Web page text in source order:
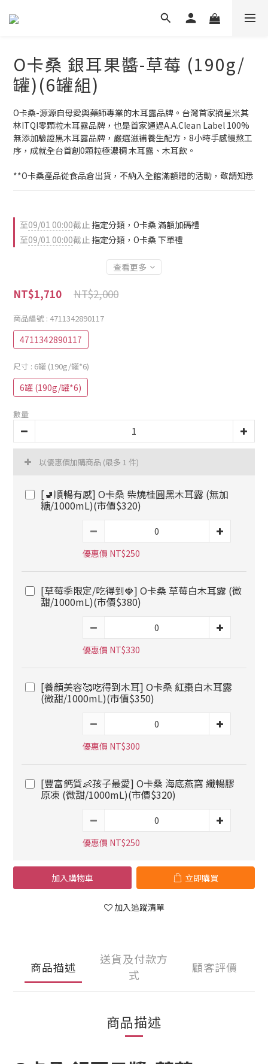
O卡桑 銀耳果醬-草莓 (190g/
罐)(6罐組)
O卡桑-源源自母愛與藥師專業的木耳露品牌。台灣首家摘星米其
林ITQI零顆粒木耳露品牌，也是首家通過A.A.Clean Label 100%
無添加驗證黑木耳露品牌，嚴選滋補養生配方，8小時手感慢熬工
序，成就全台首創0顆粒極濃稠 木耳露、木耳飲。
**O卡桑產品從食品倉出貨，不納入全館滿額贈的活動，敬請知悉
至09/01 00:00截止 指定分類，O卡桑 滿額加碼禮
至09/01 00:00截止 指定分類，O卡桑 下單禮
查看更多
NT$2,000
NT$1,710
商品編號 : 4711342890117
4711342890117
尺寸 : 6罐 (190g/罐*6)
6罐 (190g/罐*6)
數量
以優惠價加購商品 (最多 1 件)
[🚽順暢有感] O卡桑 柴燒桂圓黑木耳露 (無加
糖/1000mL)(市價$320)
優惠價 NT$250
[草莓季限定/吃得到🍓] O卡桑 草莓白木耳露 (微
甜/1000mL)(市價$380)
優惠價 NT$330
[養顏美容🥰吃得到木耳] O卡桑 紅棗白木耳露
(微甜/1000mL)(市價$350)
優惠價 NT$300
[豐富鈣質👶孩子最愛] O卡桑 海底燕窩 纖暢膠
原凍 (微甜/1000mL)(市價$320)
優惠價 NT$250
加入購物車 立即購買
加入追蹤清單
商品描述
送貨及付款方
式
顧客評價
商品描述